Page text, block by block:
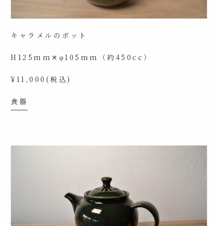
キャラメルのポット
H125mm✕φ105mm（約450cc）
¥11,000(税込)
食器